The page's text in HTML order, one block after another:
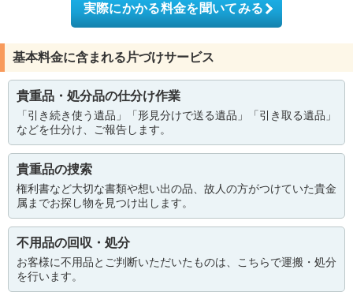
実際にかかる料金を聞いてみる
基本料金に含まれる片づけサービス
貴重品・処分品の仕分け作業
「引き続き使う遺品」「形見分けで送る遺品」「引き取る遺品」
などを仕分け、ご報告します。
貴重品の捜索
権利書など大切な書類や想い出の品、故人の方がつけていた貴金
属までお探し物を見つけ出します。
不用品の回収・処分
お客様に不用品とご判断いただいたものは、こちらで運搬・処分
を行います。